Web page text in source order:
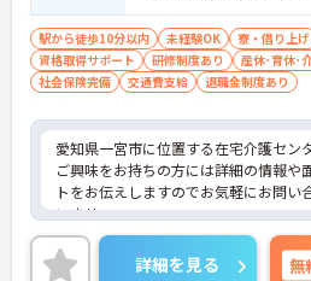
駅から徒歩10分以内 未経験OK 寮・借り上げ
資格取得サポート
研修制度あり
産休･育休･
社会保険完備
交通費支給 退職金制度あり
愛知県一宮市に位置する在宅介護セン
ご興味をお持ちの方には詳細の情報や
トをお伝えしますのでお気軽にお問い
いませ。
詳細を見る 無